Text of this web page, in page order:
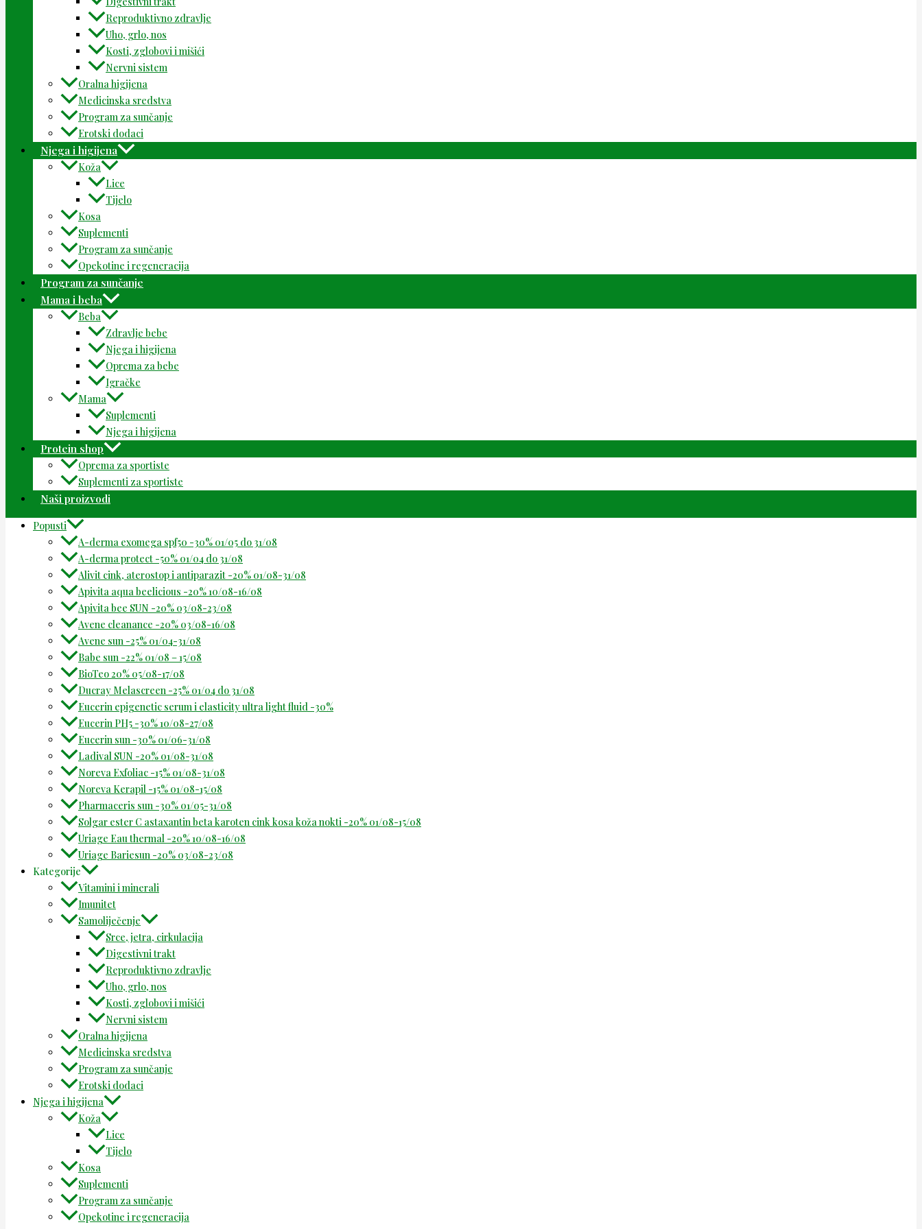
Reproduktivno zdravlje
Uho, grlo, nos
Kosti, zglobovi i mišići
Nervni sistem
Oralna higijena
Medicinska sredstva
Program za sunčanje
Erotski dodaci
Njega i higijena
Koža
Lice
Tijelo
Kosa
Suplementi
Program za sunčanje
Opekotine i regeneracija
Program za sunčanje
Mama i beba
Beba
Zdravlje bebe
Njega i higijena
Oprema za bebe
Igračke
Mama
Suplementi
Njega i higijena
Protein shop
Oprema za sportiste
Suplementi za sportiste
Naši proizvodi
Popusti
A-derma exomega spf50 -30% 01/05 do 31/08
A-derma protect -50% 01/04 do 31/08
Alivit cink, aterostop i antiparazit -20% 01/08-31/08
Apivita aqua beelicious -20% 10/08-16/08
Apivita bee SUN -20% 03/08-23/08
Avene cleanance -20% 03/08-16/08
Avene sun -25% 01/04-31/08
Babe sun -22% 01/08 – 15/08
BioTeo 20% 05/08-17/08
Ducray Melascreen -25% 01/04 do 31/08
Eucerin epigenetic serum i elasticity ultra light fluid -30%
Eucerin PH5 -30% 10/08-27/08
Eucerin sun -30% 01/06-31/08
Ladival SUN -20% 01/08-31/08
Noreva Exfoliac -15% 01/08-31/08
Noreva Kerapil -15% 01/08-15/08
Pharmaceris sun -30% 01/05-31/08
Solgar ester C astaxantin beta karoten cink kosa koža nokti -20% 01/08-15/08
Uriage Eau thermal -20% 10/08-16/08
Uriage Bariesun -20% 03/08-23/08
Kategorije
Vitamini i minerali
Imunitet
Samoliječenje
Srce, jetra, cirkulacija
Digestivni trakt
Reproduktivno zdravlje
Uho, grlo, nos
Kosti, zglobovi i mišići
Nervni sistem
Oralna higijena
Medicinska sredstva
Program za sunčanje
Erotski dodaci
Njega i higijena
Koža
Lice
Tijelo
Kosa
Suplementi
Program za sunčanje
Opekotine i regeneracija